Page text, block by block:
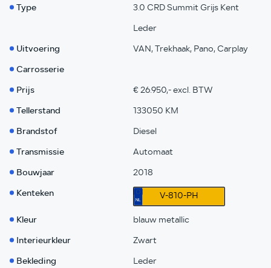
Type
3.0 CRD Summit Grijs Kent
Leder
Uitvoering
VAN, Trekhaak, Pano, Carplay
Carrosserie
Prijs
€ 26.950,- excl. BTW
Tellerstand
133050 KM
Brandstof
Diesel
Transmissie
Automaat
Bouwjaar
2018
Kenteken
V-810-PH
Kleur
blauw metallic
Interieurkleur
Zwart
Bekleding
Leder